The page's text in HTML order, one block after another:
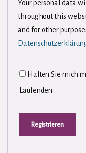
Your personal data
throughout this
and for other
Halten Sie mich
Laufenden
Registrieren